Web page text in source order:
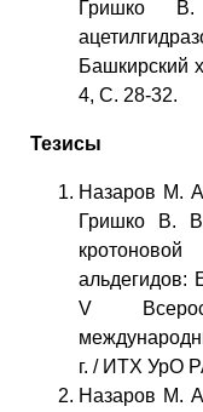
Гришко В.
Башкирский
4, С. 28-32.
Тезисы
Назаров М.
Гришко В.
альдегидов:
V
г. / ИТХ УрО
Назаров М.